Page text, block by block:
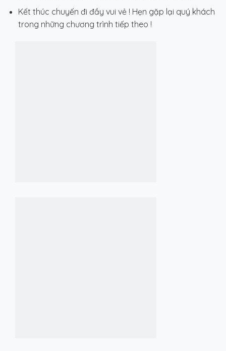
Kết thúc chuyến đi đầy vui vẻ ! Hẹn gặp lại quý khách
trong những chương trình tiếp theo !